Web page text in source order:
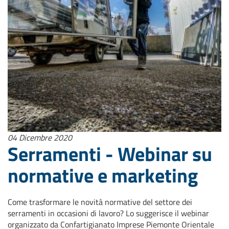
04 Dicembre 2020
Serramenti - Webinar su
normative e marketing
Come trasformare le novità normative del settore dei
serramenti in occasioni di lavoro? Lo suggerisce il webinar
organizzato da Confartigianato Imprese Piemonte Orientale